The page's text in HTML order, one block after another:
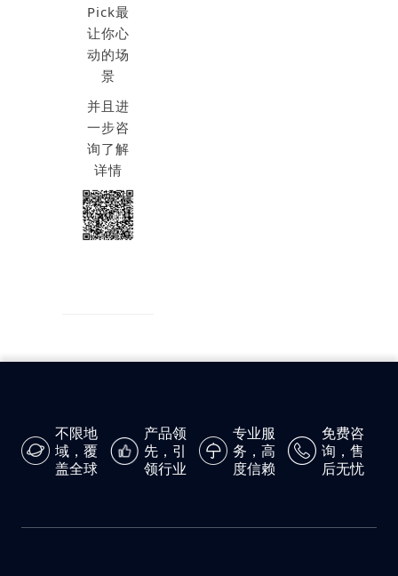
Pick最
让你心
动的场
景
并且进
一步咨
询了解
详情
不限地
域，覆
盖全球
产品领
先，引
领行业
专业服
务，高
度信赖
免费咨
询，售
后无忧